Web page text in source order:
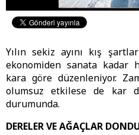
Yılın sekiz ayını kış
ekonomiden sanata
kara göre düzenleniyor.
olumsuz etkilese de kar
durumunda.
DERELER VE AĞAÇLAR